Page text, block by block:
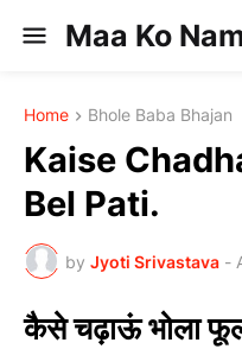
Maa Ko
Home Bhole Baba Bhajan
Kaise
Bel Pati.
by Jyoti Srivastava -
कैसे चढ़ाऊं भोला